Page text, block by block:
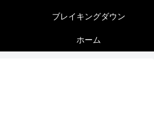
ブレイキングダウン
ホーム